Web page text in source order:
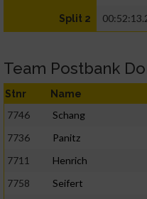
Split 2
Team Postbank
Stnr Name
7746 Schang
7736
Panitz
7711
Henrich
7758
Seifert